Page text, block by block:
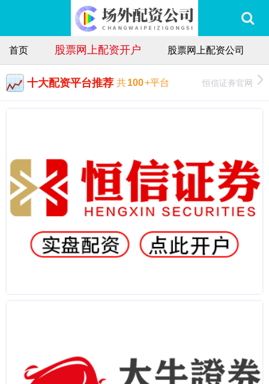
首页 股票网上配资开户 股票网上配资公司
十大配资平台推荐 共100+平台 恒信证券官网